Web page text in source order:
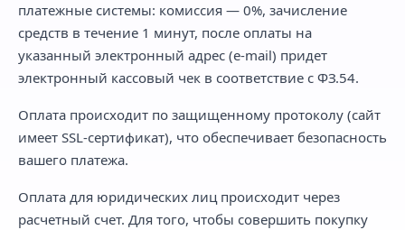
платежные системы: комиссия — 0%, зачисление
средств в течение 1 минут, после оплаты на
указанный электронный адрес (e-mail) придет
электронный кассовый чек в соответствие с ФЗ.54.
Оплата происходит по защищенному протоколу (сайт
имеет SSL-сертификат), что обеспечивает безопасность
вашего платежа.
Оплата для юридических лиц происходит через
расчетный счет. Для того, чтобы совершить покупку